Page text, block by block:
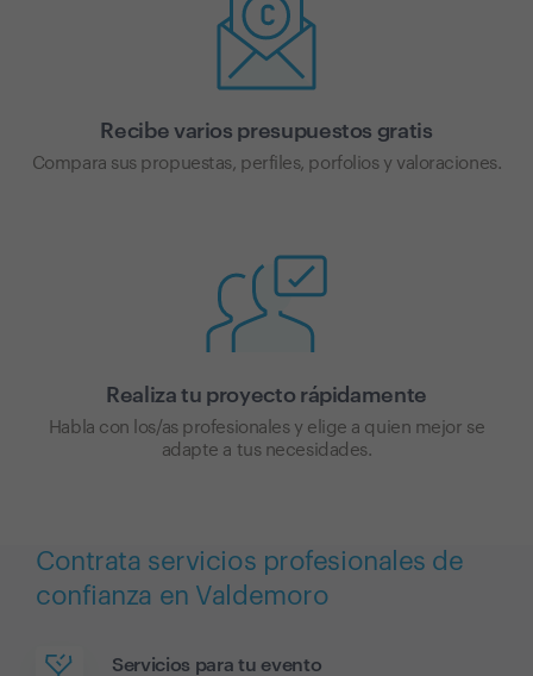
Recibe varios presupuestos gratis
Compara sus propuestas, perfiles, porfolios y valoraciones.
Realiza tu proyecto rápidamente
Habla con los/as profesionales y elige a quien mejor se
adapte a tus necesidades.
Contrata servicios profesionales de
confianza en Valdemoro
Servicios para tu evento